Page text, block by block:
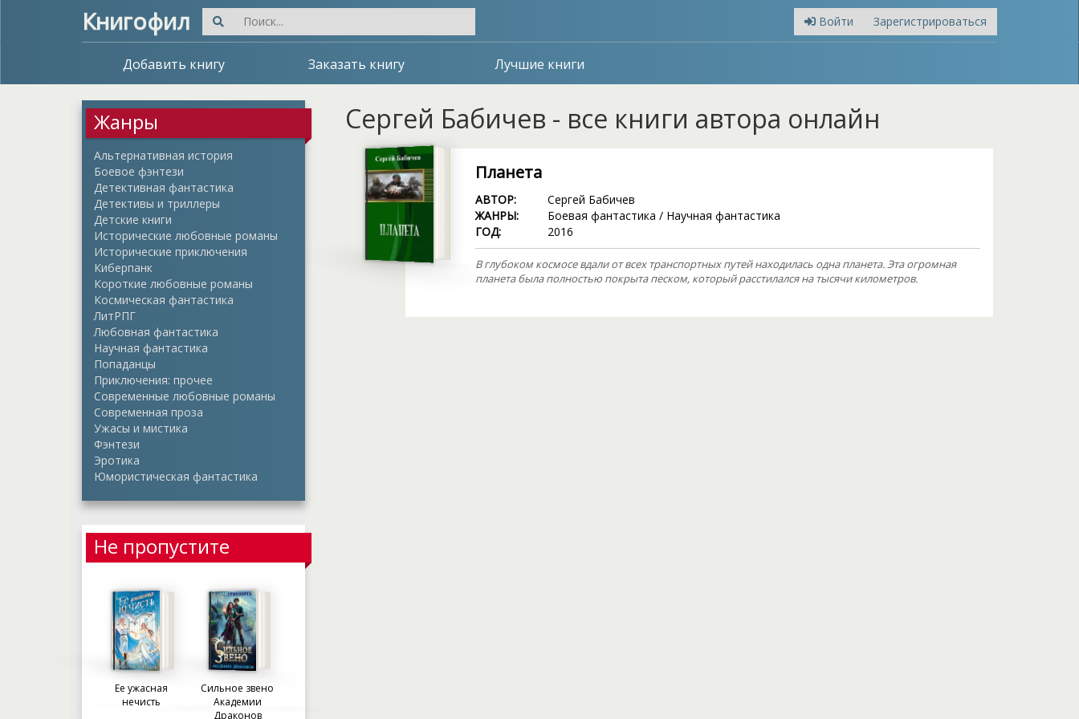
Книгофил Войти Зарегистрироваться
Добавить книгу Заказать книгу Лучшие книги
Жанры
Альтернативная история
Боевое фэнтези
Детективная фантастика
Детективы и триллеры
Детские книги
Исторические любовные романы
Исторические приключения
Киберпанк
Короткие любовные романы
Космическая фантастика
ЛитРПГ
Любовная фантастика
Научная фантастика
Попаданцы
Приключения: прочее
Современные любовные романы
Современная проза
Ужасы и мистика
Фэнтези
Эротика
Юмористическая фантастика
Не пропустите
Ее ужасная
нечисть
Сильное звено
Академии
Драконов
Сергей Бабичев - все книги автора онлайн
Планета
АВТОР:
Сергей Бабичев
ЖАНРЫ:
Боевая фантастика / Научная фантастика
ГОД:
2016
В глубоком космосе вдали от всех транспортных путей находилась одна планета. Эта огромная
планета была полностью покрыта песком, который расстилался на тысячи километров.